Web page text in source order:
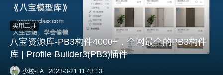
的PB3构件 少校-LA
SketchUp草图大师室内现代沙发建
少校-LA